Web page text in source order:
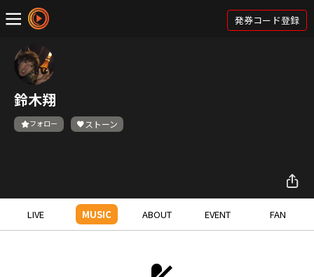
発券コード登録
鈴木翔
フォロー ストーン
LIVE MUSIC ABOUT EVENT FAN